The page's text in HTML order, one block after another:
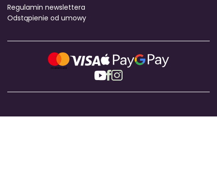
Regulamin newslettera
Odstąpienie od umowy